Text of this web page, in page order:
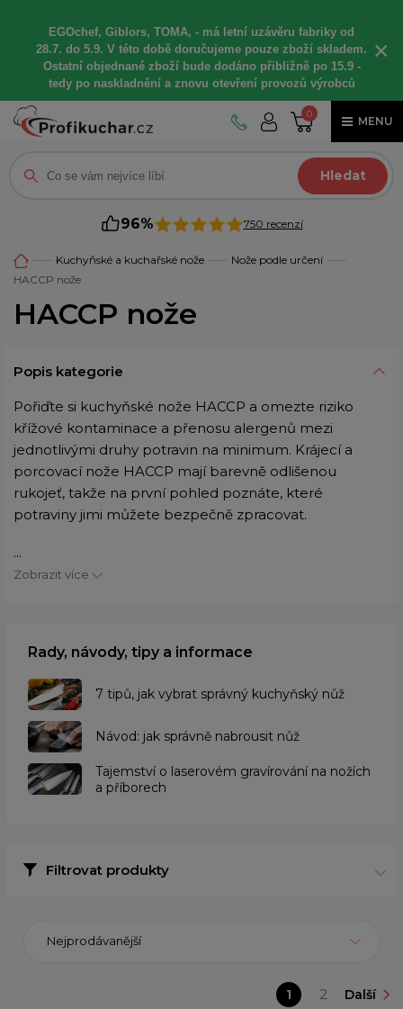
EGOchef, Giblors, TOMA, - má letní uzávěru fabriky od
28.7. do 5.9. V této době doručujeme pouze zboží skladem.
Ostatní objednané zboží bude dodáno přibližně po 15.9 -
tedy po naskladnění a znovu otevření provozů výrobců
×
0
MENU
Hledat
96% 750 recenzí
Kuchyňské a kuchařské nože
Nože podle určení
HACCP nože
HACCP nože
Popis kategorie
Pořiďte si kuchyňské nože HACCP a omezte riziko
křížové kontaminace a přenosu alergenů mezi
jednotlivými druhy potravin na minimum. Krájecí a
porcovací nože HACCP mají barevně odlišenou
rukojeť, takže na první pohled poznáte, které
potraviny jimi můžete bezpečně zpracovat.
...
Zobrazit více
Rady, návody, tipy a informace
7 tipů, jak vybrat správný kuchyňský nůž
Návod: jak správně nabrousit nůž
Tajemství o laserovém gravírování na nožích
a příborech
Filtrovat produkty
Nejprodávanější
1 2 Další